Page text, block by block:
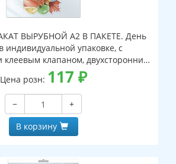
ВЫРУБНОЙ А2 В ПАКЕТЕ. День
индивидуальной упаковке, с
клеевым клапаном, двухсторонний,
ВД-лак)
Цена розн: 117 ₽
−
+
В корзину